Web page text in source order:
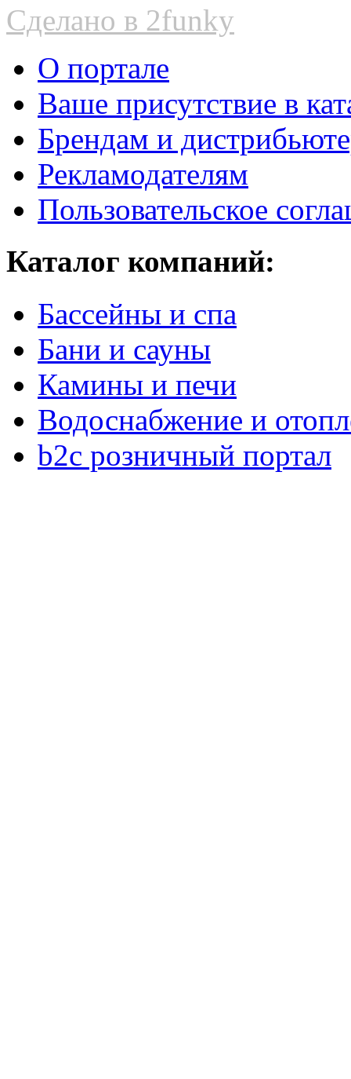
Сделано в 2funky
О портале
Ваше присутствие в
Брендам и
Рекламодателям
Пользовательское
Каталог компаний:
Бассейны и спа
Бани и сауны
Камины и печи
Водоснабжение и
b2c розничный портал